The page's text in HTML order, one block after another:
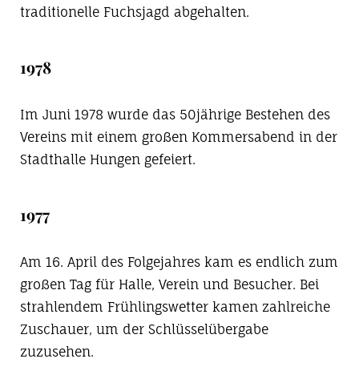
traditionelle Fuchsjagd abgehalten.
1978
Im Juni 1978 wurde das 50jährige Bestehen des
Vereins mit einem großen Kommersabend in der
Stadthalle Hungen gefeiert.
1977
Am 16. April des Folgejahres kam es endlich zum
großen Tag für Halle, Verein und Besucher. Bei
strahlendem Frühlingswetter kamen zahlreiche
Zuschauer, um der Schlüsselübergabe
zuzusehen.